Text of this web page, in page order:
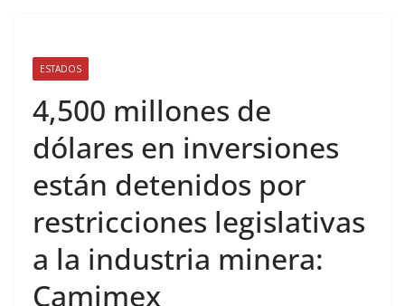
ESTADOS
4,500 millones de
dólares en inversiones
están detenidos por
restricciones legislativas
a la industria minera:
Camimex